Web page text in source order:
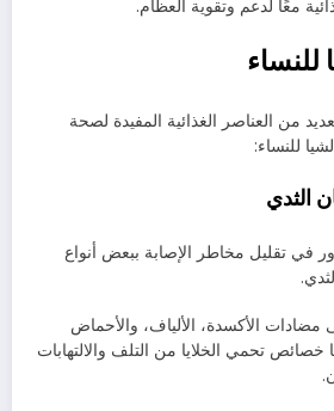
معًا لدعم وتقوية العظام.
للنساء
من العناصر الغذائية المفيدة لصحة
للنساء:
في تقليل مخاطر الإصابة ببعض أنواع
مضادات الأكسدة، الألياف، والأحماض
3، التي لها خصائص تحمي الخلايا من التلف والالتهابات